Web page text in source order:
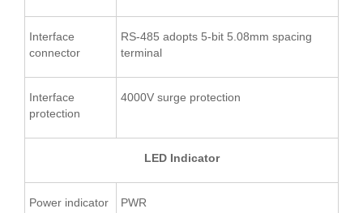
Interface
connector
RS-485 adopts 5-bit 5.08mm spacing
terminal
Interface
protection
4000V surge protection
LED Indicator
Power indicator PWR